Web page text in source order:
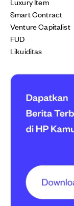
Smart Contract
Venture Capitalist
FUD
Likuiditas